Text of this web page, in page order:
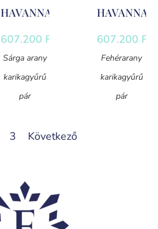
HAVANNA
607.200 Ft
Sárga arany
karikagyűrű
pár
HAVANNA
607.200 Ft
Fehérarany
karikagyűrű
pár
3 Következő